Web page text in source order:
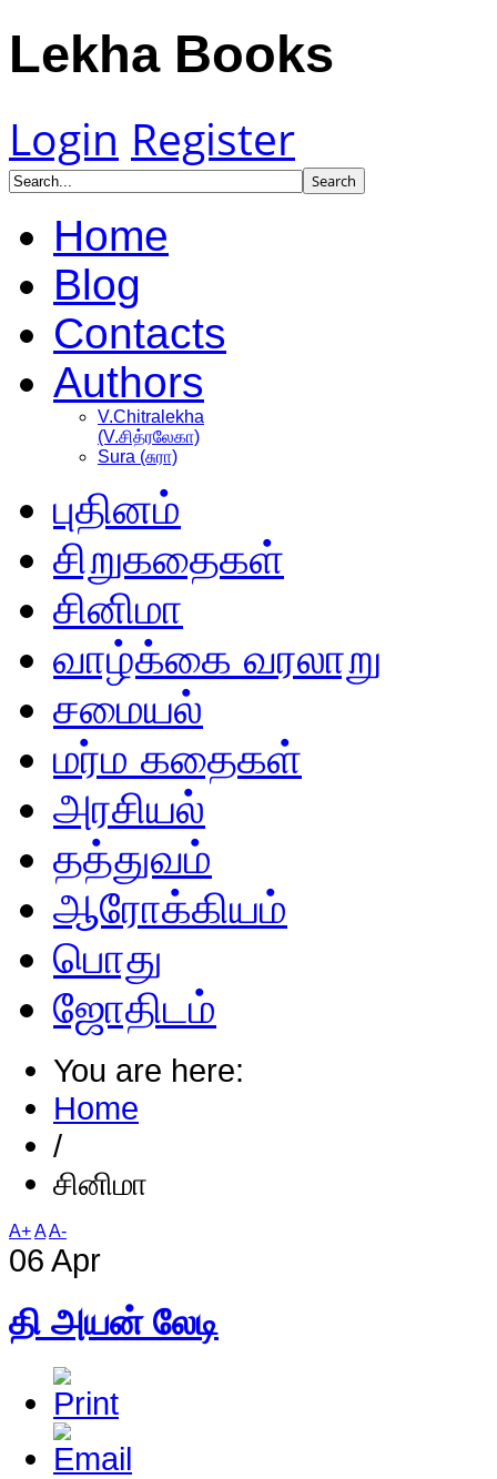
Lekha Books
Login Register
Home
Blog
Contacts
Authors
V.Chitralekha
(V.சித்ரலேகா)
Sura (சுரா)
புதினம்
சிறுகதைகள்
சினிமா
வாழ்க்கை வரலாறு
சமையல்
மர்ம கதைகள்
அரசியல்
தத்துவம்
ஆரோக்கியம்
பொது
ஜோதிடம்
You are here:
Home
/
சினிமா
A+AA-
06 Apr
தி அயன் லேடி